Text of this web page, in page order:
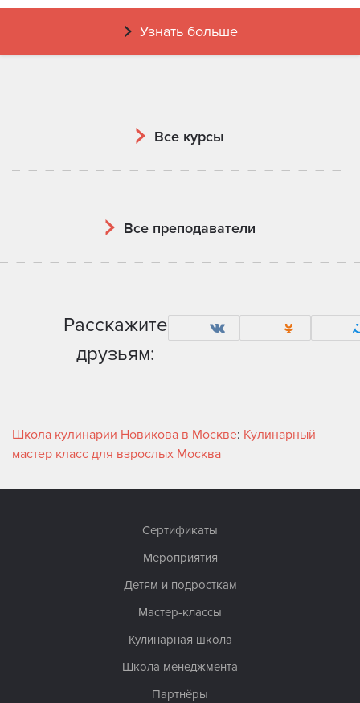
Узнать больше
Все курсы
Все преподаватели
Расскажите
друзьям:
Школа кулинарии Новикова в Москве: Кулинарный
мастер класс для взрослых Москва
Сертификаты
Мероприятия
Детям и подросткам
Мастер-классы
Кулинарная школа
Школа менеджмента
Партнёры